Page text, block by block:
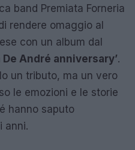
band Premiata Forneria
rendere omaggio al
con un album dal
De André anniversary’.
un tributo, ma un vero
le emozioni e le storie
hanno saputo
anni.